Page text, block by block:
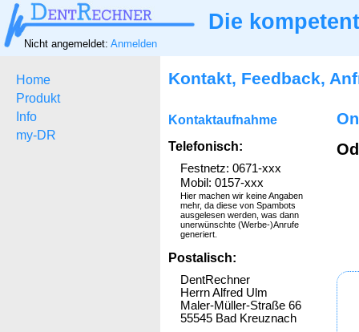
Die
Nicht angemeldet: Anmelden
Home
Produkt
Info
my-DR
Kontakt, Feedback,
Kontaktaufnahme
Telefonisch:
Festnetz: 0671-xxx
Mobil: 0157-xxx
Hier machen wir keine Angaben
mehr, da diese von Spambots
ausgelesen werden, was dann
unerwünschte (Werbe-)Anrufe
generiert.
Postalisch:
DentRechner
Herrn Alfred Ulm
Maler-Müller-Straße 66
55545 Bad Kreuznach